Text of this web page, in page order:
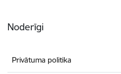
Noderīgi
Privātuma politika